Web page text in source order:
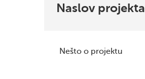
Naslov projekta
Nešto o projektu